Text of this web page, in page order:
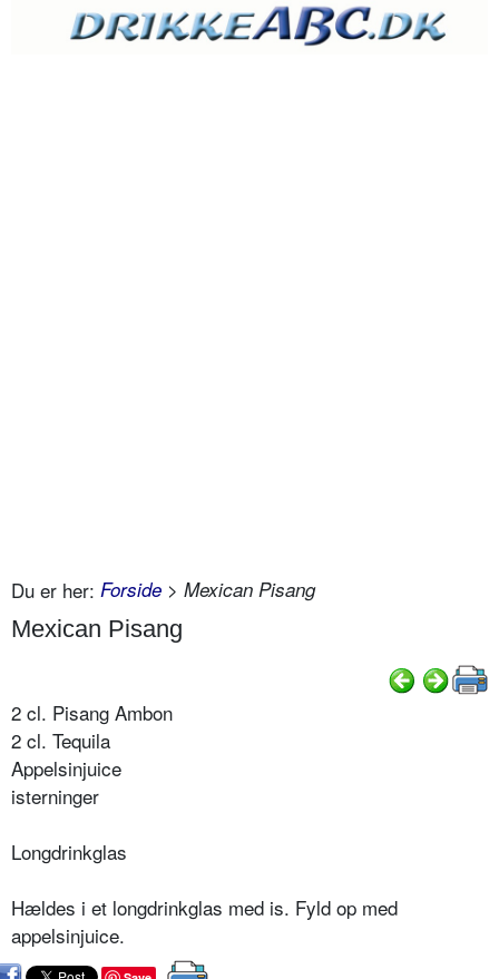
Du er her: Forside > Mexican Pisang
Mexican Pisang
2 cl. Pisang Ambon
2 cl. Tequila
Appelsinjuice
isterninger
Longdrinkglas
Hældes i et longdrinkglas med is. Fyld op med
appelsinjuice.